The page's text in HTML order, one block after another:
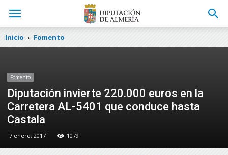
Inicio Fomento
Fomento
Diputación invierte 220.000 euros en la
Carretera AL-5401 que conduce hasta
Castala
7 enero, 2017 1079